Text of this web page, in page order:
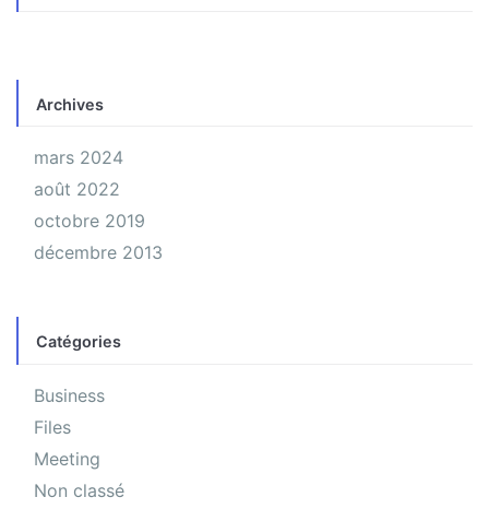
Archives
mars 2024
août 2022
octobre 2019
décembre 2013
Catégories
Business
Files
Meeting
Non classé